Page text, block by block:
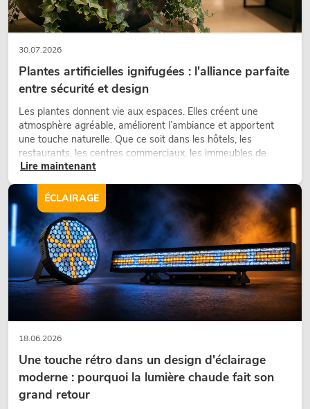
30.07.2026
Plantes artificielles ignifugées : l'alliance parfaite
entre sécurité et design
Les plantes donnent vie aux espaces. Elles créent une
atmosphère agréable, améliorent l’ambiance et apportent
une touche naturelle. Que ce soit dans les hôtels, les
restaurants, les centres commerciaux, les immeubles de
bureaux ou sur les stands d’exposition, une végétalisation de
d’aménagement modernes.
Lire maintenant
18.06.2026
Une touche rétro dans un design d'éclairage
moderne : pourquoi la lumière chaude fait son
grand retour
ÉCLAIRAGE